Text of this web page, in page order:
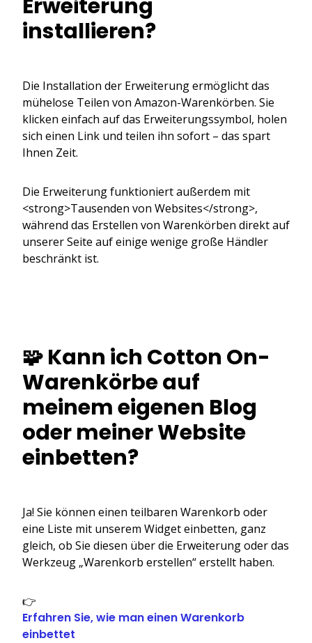
Erweiterung
installieren?
Die Installation der Erweiterung ermöglicht das
mühelose Teilen von Amazon-Warenkörben. Sie
klicken einfach auf das Erweiterungssymbol, holen
sich einen Link und teilen ihn sofort – das spart
Ihnen Zeit.
Die Erweiterung funktioniert außerdem mit
<strong>Tausenden von Websites</strong>,
während das Erstellen von Warenkörben direkt auf
unserer Seite auf einige wenige große Händler
beschränkt ist.
🧩 Kann ich Cotton On-
Warenkörbe auf
meinem eigenen Blog
oder meiner Website
einbetten?
Ja! Sie können einen teilbaren Warenkorb oder
eine Liste mit unserem Widget einbetten, ganz
gleich, ob Sie diesen über die Erweiterung oder das
Werkzeug „Warenkorb erstellen“ erstellt haben.
👉
Erfahren Sie, wie man einen Warenkorb
einbettet